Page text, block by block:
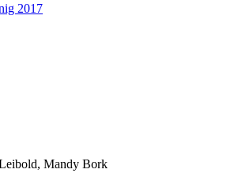
Mandy Bork